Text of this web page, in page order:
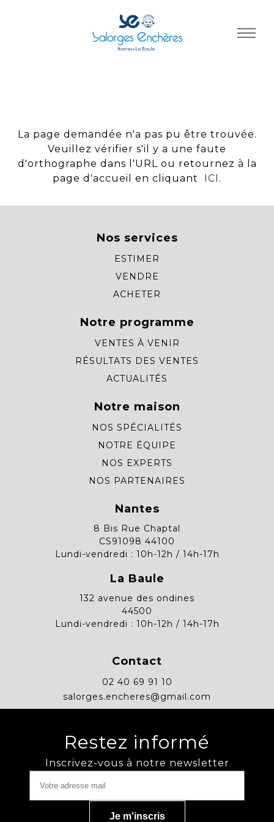
La page demandée n'a pas pu être trouvée.
Veuillez vérifier s'il y a une faute
d'orthographe dans l'URL ou retournez à la
page d'accueil en cliquant
ICI .
Nos services
ESTIMER
VENDRE
ACHETER
Notre programme
VENTES À VENIR
RÉSULTATS DES VENTES
ACTUALITÉS
Notre maison
NOS SPÉCIALITÉS
NOTRE ÉQUIPE
NOS EXPERTS
NOS PARTENAIRES
Nantes
8 Bis Rue Chaptal
CS91098 44100
Lundi-vendredi : 10h-12h / 14h-17h
La Baule
132 avenue des ondines
44500
Lundi-vendredi : 10h-12h / 14h-17h
Contact
02 40 69 91 10
salorges.encheres@gmail.com
Restez informé
Inscrivez-vous à notre newsletter